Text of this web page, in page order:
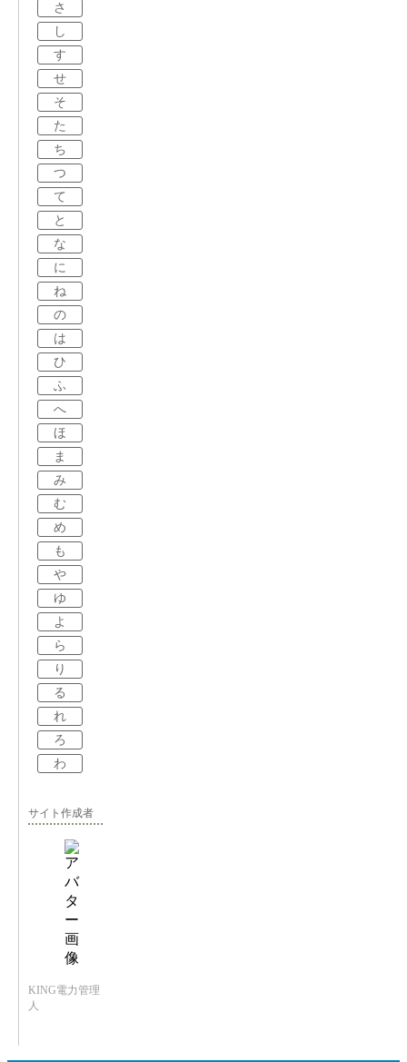
さ
し
す
せ
そ
た
ち
つ
て
と
な
に
ね
の
は
ひ
ふ
へ
ほ
ま
み
む
め
も
や
ゆ
よ
ら
り
る
れ
ろ
わ
サイト作成者
KING電力管理
人